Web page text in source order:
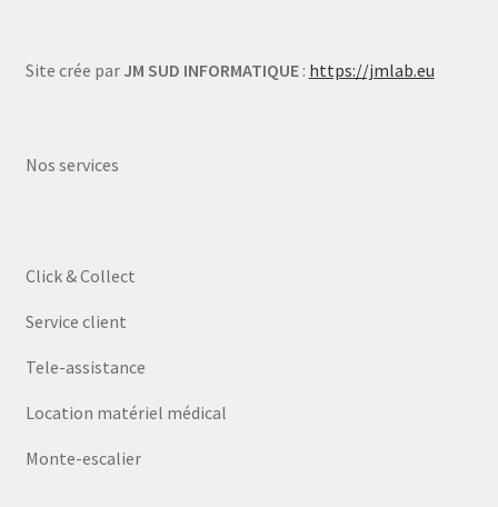
Site crée par JM SUD INFORMATIQUE: https://jmlab.eu
Nos services
Click & Collect
Service client
Tele-assistance
Location matériel médical
Monte-escalier